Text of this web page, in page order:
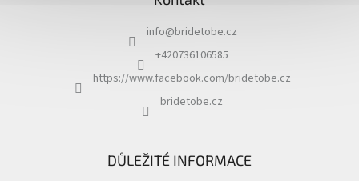
info@bridetobe.cz
+420736106585
https://www.facebook.com/bridetobe.cz
bridetobe.cz
DŮLEŽITÉ INFORMACE